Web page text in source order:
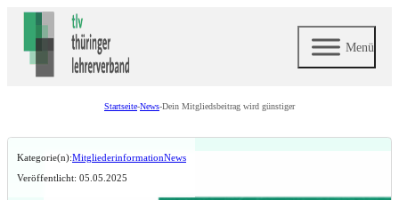
Menü
Startseite-News-Dein Mitgliedsbeitrag wird günstiger
Kategorie(n):MitgliederinformationNews
Veröffentlicht: 05.05.2025